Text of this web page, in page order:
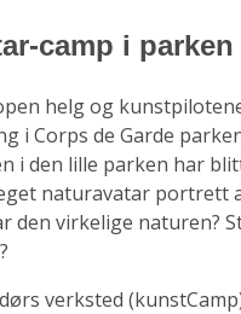
camp i parken
helg og
i Corps de Garde
i den lille parken har
naturavatar portrett
den virkelige naturen?
verksted